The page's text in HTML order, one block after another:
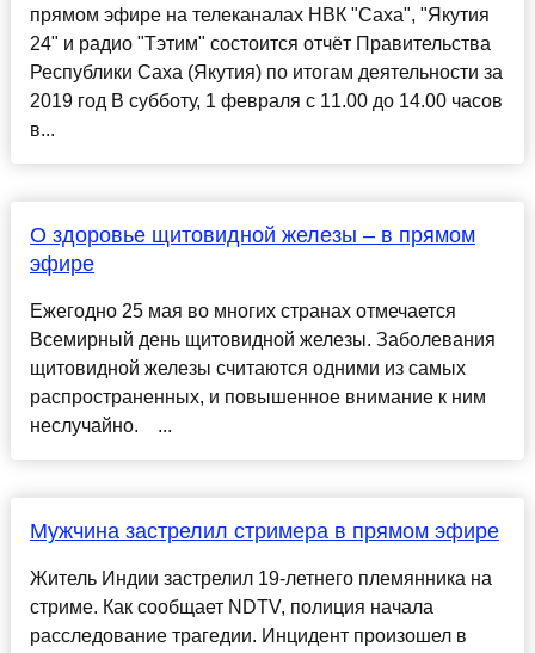
прямом эфире на телеканалах НВК "Саха", "Якутия
24" и радио "Тэтим" состоится отчёт Правительства
Республики Саха (Якутия) по итогам деятельности за
2019 год В субботу, 1 февраля с 11.00 до 14.00 часов
в...
О здоровье щитовидной железы – в прямом
эфире
Ежегодно 25 мая во многих странах отмечается
Всемирный день щитовидной железы. Заболевания
щитовидной железы считаются одними из самых
распространенных, и повышенное внимание к ним
неслучайно. ⠀...
Мужчина застрелил стримера в прямом эфире
Житель Индии застрелил 19-летнего племянника на
стриме. Как сообщает NDTV, полиция начала
расследование трагедии. Инцидент произошел в